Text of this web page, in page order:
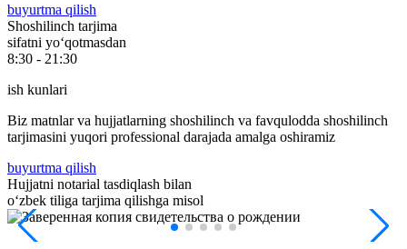
buyurtma qilish
Shoshilinch tarjima
sifatni yoʻqotmasdan
8:30 - 21:30
ish kunlari
Biz matnlar va hujjatlarning shoshilinch va favqulodda shoshilinch
tarjimasini yuqori professional darajada amalga oshiramiz
buyurtma qilish
Hujjatni notarial tasdiqlash bilan
oʻzbek tiliga tarjima qilishga misol